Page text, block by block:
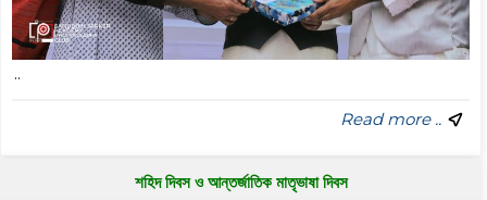
..
Read more ..
শহিদ দিবস ও আন্তর্জাতিক মাতৃভাষা দিবস